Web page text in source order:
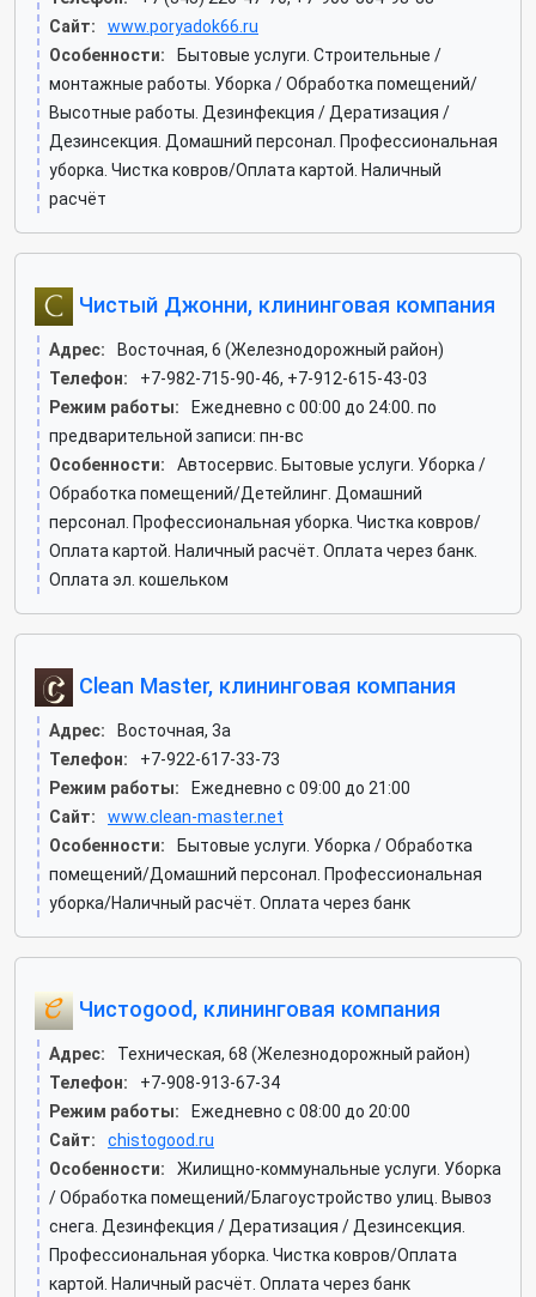
Сайт:
www.poryadok66.ru
Особенности:
Бытовые услуги. Строительные /
монтажные работы. Уборка / Обработка помещений/
Высотные работы. Дезинфекция / Дератизация /
Дезинсекция. Домашний персонал. Профессиональная
уборка. Чистка ковров/Оплата картой. Наличный
расчёт
Чистый Джонни, клининговая компания
Адрес:
Восточная, 6 (Железнодорожный район)
Телефон:
+7-982-715-90-46, +7-912-615-43-03
Режим работы:
Ежедневно с 00:00 до 24:00. по
предварительной записи: пн-вс
Особенности:
Автосервис. Бытовые услуги. Уборка /
Обработка помещений/Детейлинг. Домашний
персонал. Профессиональная уборка. Чистка ковров/
Оплата картой. Наличный расчёт. Оплата через банк.
Оплата эл. кошельком
Clean Master, клининговая компания
Адрес:
Восточная, 3а
Телефон:
+7-922-617-33-73
Режим работы:
Ежедневно с 09:00 до 21:00
Сайт:
www.clean-master.net
Особенности:
Бытовые услуги. Уборка / Обработка
помещений/Домашний персонал. Профессиональная
уборка/Наличный расчёт. Оплата через банк
Чистоgood, клининговая компания
Адрес:
Техническая, 68 (Железнодорожный район)
Телефон:
+7-908-913-67-34
Режим работы:
Ежедневно с 08:00 до 20:00
Сайт:
chistogood.ru
Особенности:
Жилищно-коммунальные услуги. Уборка
/ Обработка помещений/Благоустройство улиц. Вывоз
снега. Дезинфекция / Дератизация / Дезинсекция.
Профессиональная уборка. Чистка ковров/Оплата
картой. Наличный расчёт. Оплата через банк